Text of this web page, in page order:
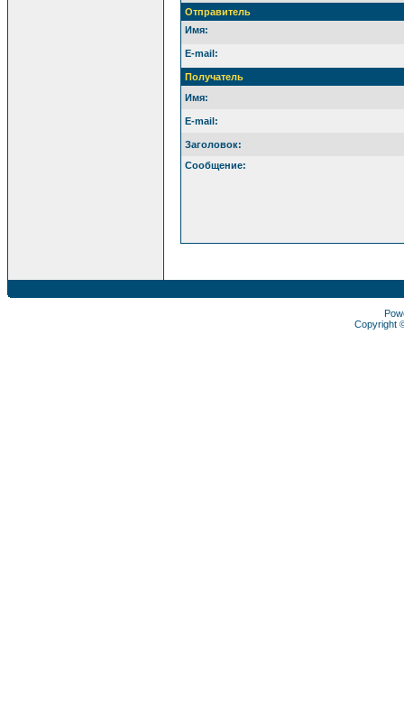
Отправитель
Имя:
E-mail:
Получатель
Имя:
E-mail:
Заголовок:
Сообщение:
Copyright